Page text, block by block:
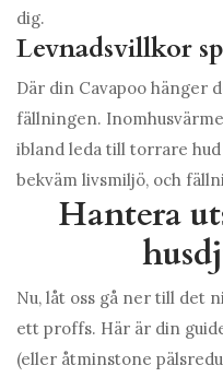
dig.
Levnadsvillkor
Där din Cavapoo hänger
fällningen.
ibland leda till torrare
bekväm livsmiljö, och
Hantera
Nu, låt oss gå ner till det
ett proffs. Här är din
(eller åtminstone